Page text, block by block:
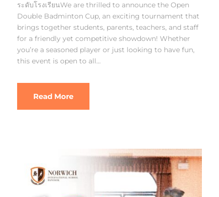
ระดับโรงเรียนWe are thrilled to announce the Open
Double Badminton Cup, an exciting tournament that
brings together students, parents, teachers, and staff
for a friendly yet competitive showdown! Whether
you’re a seasoned player or just looking to have fun,
this event is open to all...
Read More